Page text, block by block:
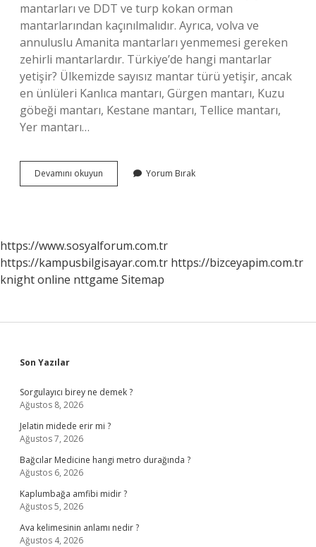
mantarları ve DDT ve turp kokan orman
mantarlarından kaçınılmalıdır. Ayrıca, volva ve
annuluslu Amanita mantarları yenmemesi gereken
zehirli mantarlardır. Türkiye’de hangi mantarlar
yetişir? Ülkemizde sayısız mantar türü yetişir, ancak
en ünlüleri Kanlıca mantarı, Gürgen mantarı, Kuzu
göbeği mantarı, Kestane mantarı, Tellice mantarı,
Yer mantarı…
Devamını okuyun Türkiyede
Hangi
Yorum Bırak
https://www.sosyalforum.com.tr
https://kampusbilgisayar.com.tr https://bizceyapim.com.tr
knight online nttgame Sitemap
Sidebar
Son Yazılar
Sorgulayıcı birey ne demek ?
Ağustos 8, 2026
Jelatin midede erir mi ?
Ağustos 7, 2026
Bağcılar Medicine hangi metro durağında ?
Ağustos 6, 2026
Kaplumbağa amfibi midir ?
Ağustos 5, 2026
Ava kelimesinin anlamı nedir ?
Ağustos 4, 2026